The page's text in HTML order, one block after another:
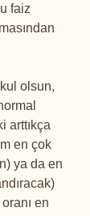
faiz
olsun,
arttıkça
en çok
ya da en
en